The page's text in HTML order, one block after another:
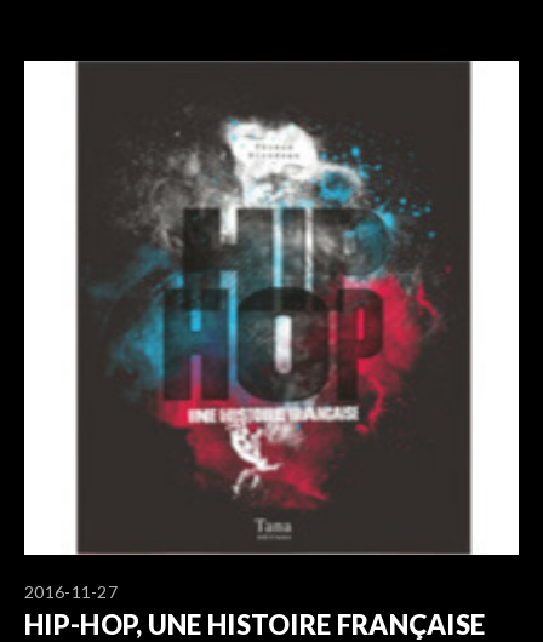
2016-11-27
HIP-HOP, UNE HISTOIRE FRANÇAISE